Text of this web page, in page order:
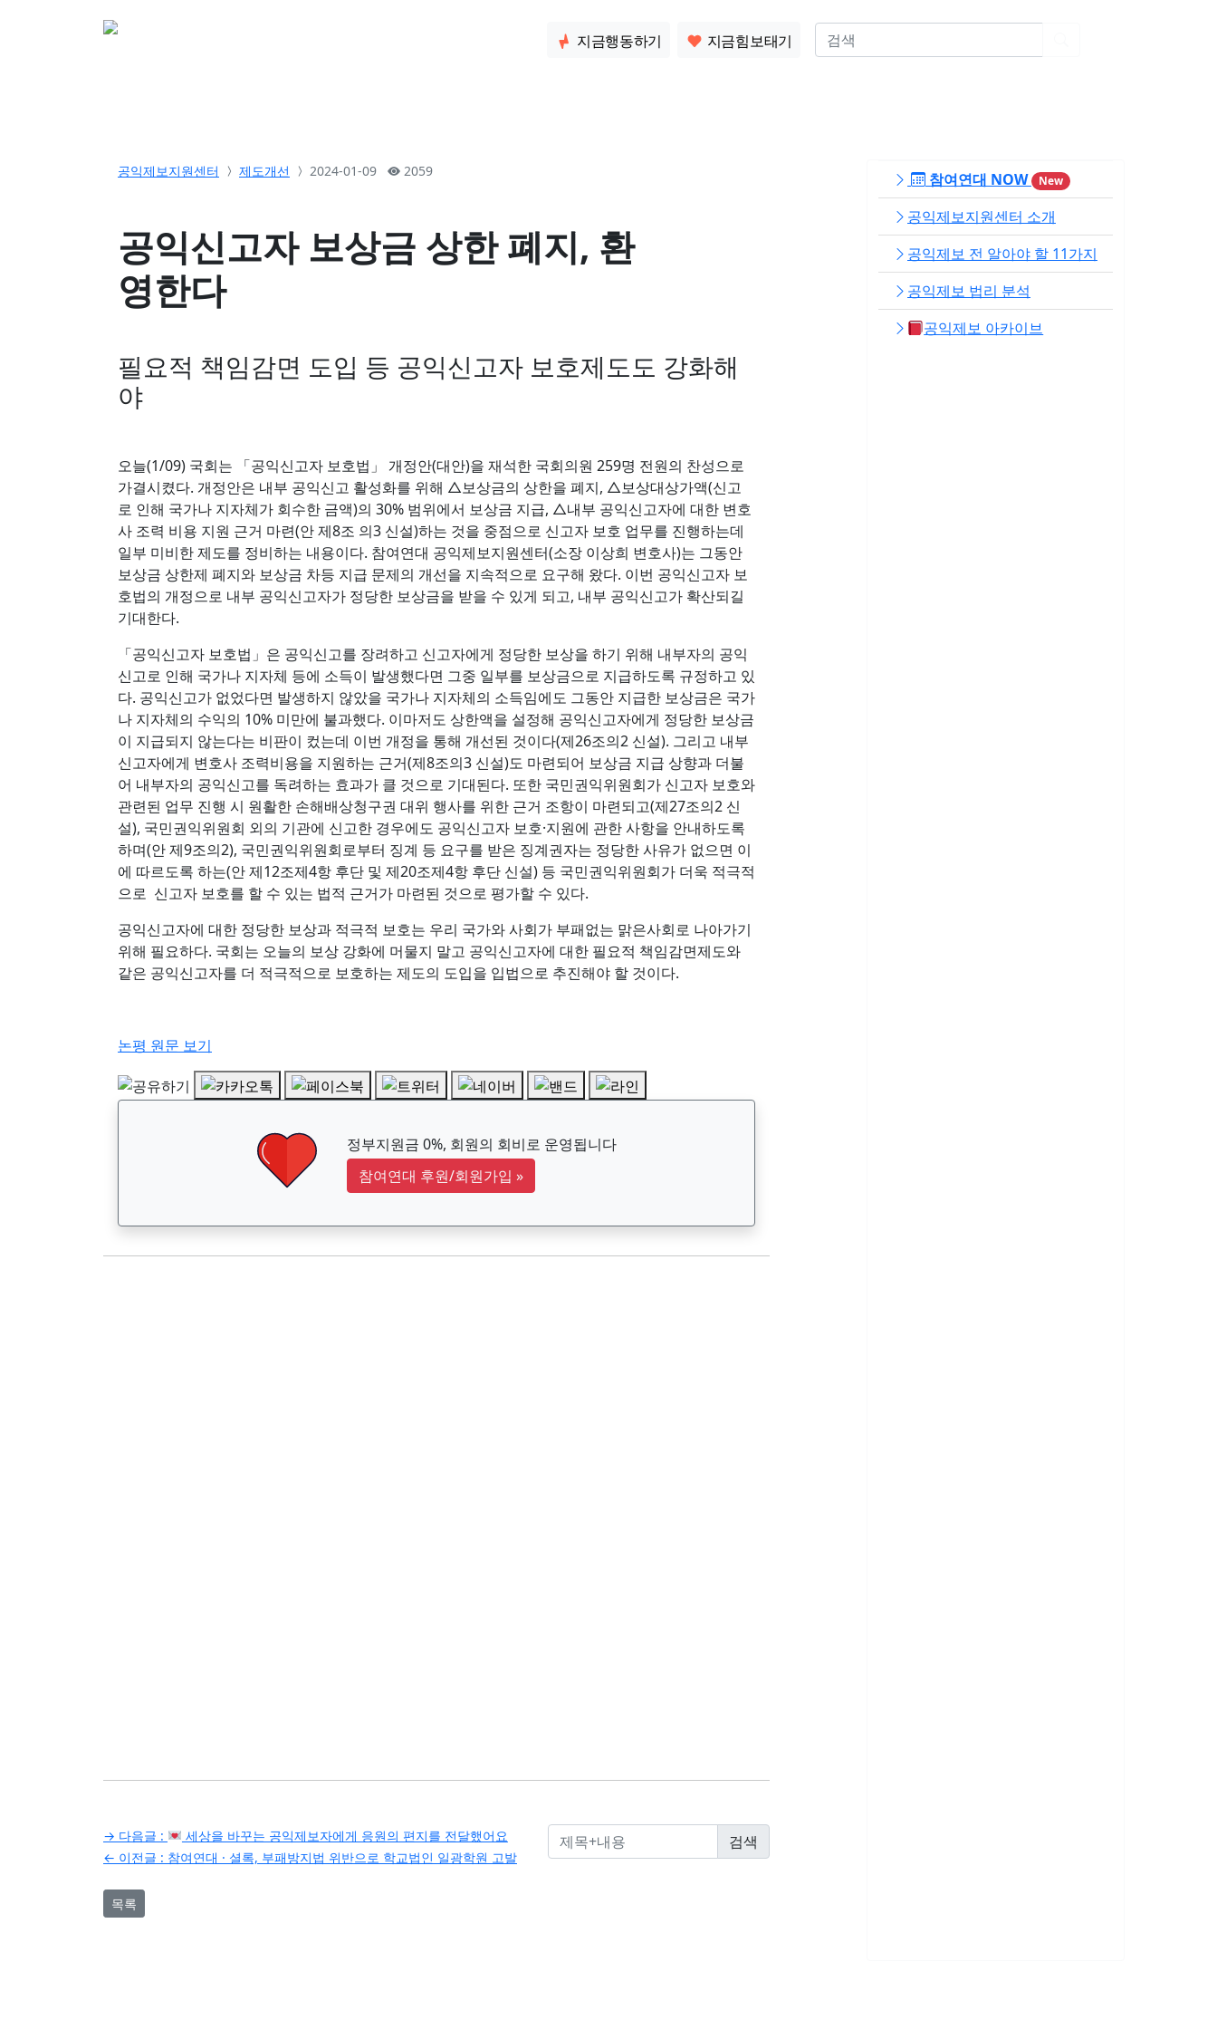
지금행동하기 지금힘보태기
공익제보지원센터 제도개선 2024-01-09 2059
공익신고자 보상금 상한 폐지, 환
영한다
필요적 책임감면 도입 등 공익신고자 보호제도도 강화해
야
오늘(1/09) 국회는 「공익신고자 보호법」 개정안(대안)을 재석한 국회의원 259명 전원의 찬성으로
가결시켰다. 개정안은 내부 공익신고 활성화를 위해 △보상금의 상한을 폐지, △보상대상가액(신고
로 인해 국가나 지자체가 회수한 금액)의 30% 범위에서 보상금 지급, △내부 공익신고자에 대한 변호
사 조력 비용 지원 근거 마련(안 제8조 의3 신설)하는 것을 중점으로 신고자 보호 업무를 진행하는데
일부 미비한 제도를 정비하는 내용이다. 참여연대 공익제보지원센터(소장 이상희 변호사)는 그동안
보상금 상한제 폐지와 보상금 차등 지급 문제의 개선을 지속적으로 요구해 왔다. 이번 공익신고자 보
호법의 개정으로 내부 공익신고자가 정당한 보상금을 받을 수 있게 되고, 내부 공익신고가 확산되길
기대한다.
「공익신고자 보호법」은 공익신고를 장려하고 신고자에게 정당한 보상을 하기 위해 내부자의 공익
신고로 인해 국가나 지자체 등에 소득이 발생했다면 그중 일부를 보상금으로 지급하도록 규정하고 있
다. 공익신고가 없었다면 발생하지 않았을 국가나 지자체의 소득임에도 그동안 지급한 보상금은 국가
나 지자체의 수익의 10% 미만에 불과했다. 이마저도 상한액을 설정해 공익신고자에게 정당한 보상금
이 지급되지 않는다는 비판이 컸는데 이번 개정을 통해 개선된 것이다(제26조의2 신설). 그리고 내부
신고자에게 변호사 조력비용을 지원하는 근거(제8조의3 신설)도 마련되어 보상금 지급 상향과 더불
어 내부자의 공익신고를 독려하는 효과가 클 것으로 기대된다. 또한 국민권익위원회가 신고자 보호와
관련된 업무 진행 시 원활한 손해배상청구권 대위 행사를 위한 근거 조항이 마련되고(제27조의2 신
설), 국민권익위원회 외의 기관에 신고한 경우에도 공익신고자 보호·지원에 관한 사항을 안내하도록
하며(안 제9조의2), 국민권익위원회로부터 징계 등 요구를 받은 징계권자는 정당한 사유가 없으면 이
에 따르도록 하는(안 제12조제4항 후단 및 제20조제4항 후단 신설) 등 국민권익위원회가 더욱 적극적
으로 신고자 보호를 할 수 있는 법적 근거가 마련된 것으로 평가할 수 있다.
공익신고자에 대한 정당한 보상과 적극적 보호는 우리 국가와 사회가 부패없는 맑은사회로 나아가기
위해 필요하다. 국회는 오늘의 보상 강화에 머물지 말고 공익신고자에 대한 필요적 책임감면제도와
같은 공익신고자를 더 적극적으로 보호하는 제도의 도입을 입법으로 추진해야 할 것이다.
논평 원문 보기
정부지원금 0%, 회원의 회비로 운영됩니다
참여연대 후원/회원가입 »
글
탐
색
→ 다음글 :
세상을 바꾸는 공익제보자에게 응원의 편지를 전달했어요
← 이전글 : 참여연대 · 셜록, 부패방지법 위반으로 학교법인 일광학원 고발
목록
참여연대 NOW New
공익제보지원센터 소개
공익제보 전 알아야 할 11가지
공익제보 법리 분석
공익제보 아카이브